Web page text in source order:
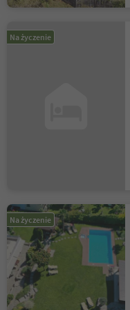
Na życzenie
Na życzenie